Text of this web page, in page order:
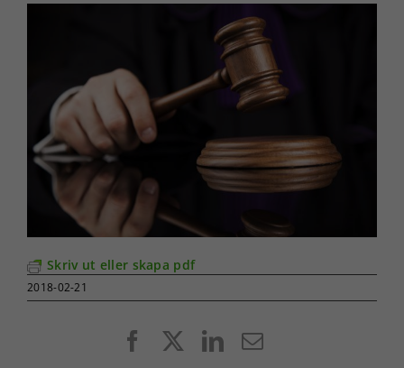
Skriv ut eller skapa pdf
2018-02-21
FacebookLinkedIn
E-